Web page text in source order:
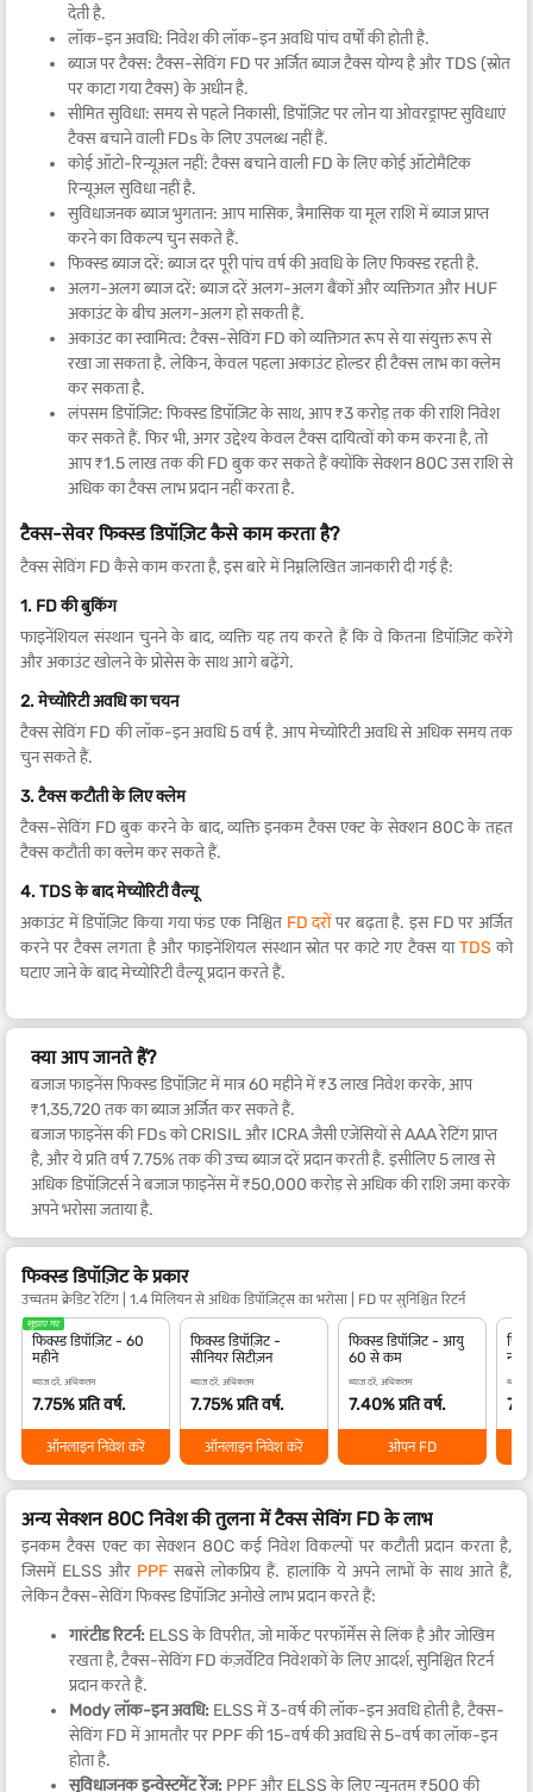
देती है.
लॉक-इन अवधि: निवेश की लॉक-इन अवधि पांच वर्षों की होती है.
ब्याज पर टैक्स: टैक्स-सेविंग FD पर अर्जित ब्याज टैक्स योग्य है और TDS (स्रोत
पर काटा गया टैक्स) के अधीन है.
सीमित सुविधा: समय से पहले निकासी, डिपॉज़िट पर लोन या ओवरड्राफ्ट सुविधाएं
टैक्स बचाने वाली FDs के लिए उपलब्ध नहीं हैं.
कोई ऑटो-रिन्यूअल नहीं: टैक्स बचाने वाली FD के लिए कोई ऑटोमैटिक
रिन्यूअल सुविधा नहीं है.
सुविधाजनक ब्याज भुगतान: आप मासिक, त्रैमासिक या मूल राशि में ब्याज प्राप्त
करने का विकल्प चुन सकते हैं.
फिक्स्ड ब्याज दरें: ब्याज दर पूरी पांच वर्ष की अवधि के लिए फिक्स्ड रहती है.
अलग-अलग ब्याज दरें: ब्याज दरें अलग-अलग बैंकों और व्यक्तिगत और HUF
अकाउंट के बीच अलग-अलग हो सकती हैं.
अकाउंट का स्वामित्व: टैक्स-सेविंग FD को व्यक्तिगत रूप से या संयुक्त रूप से
रखा जा सकता है. लेकिन, केवल पहला अकाउंट होल्डर ही टैक्स लाभ का क्लेम
कर सकता है.
लंपसम डिपॉज़िट: फिक्स्ड डिपॉज़िट के साथ, आप ₹3 करोड़ तक की राशि निवेश
कर सकते हैं. फिर भी, अगर उद्देश्य केवल टैक्स दायित्वों को कम करना है, तो
आप ₹1.5 लाख तक की FD बुक कर सकते हैं क्योंकि सेक्शन 80C उस राशि से
अधिक का टैक्स लाभ प्रदान नहीं करता है.
टैक्स-सेवर फिक्स्ड डिपॉज़िट कैसे काम करता है?
टैक्स सेविंग FD कैसे काम करता है, इस बारे में निम्नलिखित जानकारी दी गई है:
1. FD की बुकिंग
फाइनेंशियल संस्थान चुनने के बाद, व्यक्ति यह तय करते हैं कि वे कितना डिपॉज़िट करेंगे
और अकाउंट खोलने के प्रोसेस के साथ आगे बढ़ेंगे.
2. मेच्योरिटी अवधि का चयन
टैक्स सेविंग FD की लॉक-इन अवधि 5 वर्ष है. आप मेच्योरिटी अवधि से अधिक समय तक
चुन सकते हैं.
3. टैक्स कटौती के लिए क्लेम
टैक्स-सेविंग FD बुक करने के बाद, व्यक्ति इनकम टैक्स एक्ट के सेक्शन 80C के तहत
टैक्स कटौती का क्लेम कर सकते हैं.
4. TDS के बाद मेच्योरिटी वैल्यू
अकाउंट में डिपॉज़िट किया गया फंड एक निश्चित FD दरोंपर बढ़ता है. इस FD पर अर्जित
करने पर टैक्स लगता है और फाइनेंशियल संस्थान स्रोत पर काटे गए टैक्स याTDS को
घटाए जाने के बाद मेच्योरिटी वैल्यू प्रदान करते हैं.
क्या आप जानते हैं?
बजाज फाइनेंस फिक्स्ड डिपॉज़िट में मात्र 60 महीने में ₹3 लाख निवेश करके, आप
₹1,35,720 तक का ब्याज अर्जित कर सकते हैं.
बजाज फाइनेंस की FDs को CRISIL और ICRA जैसी एजेंसियों से AAA रेटिंग प्राप्त
है, और ये प्रति वर्ष 7.75% तक की उच्च ब्याज दरें प्रदान करती हैं. इसीलिए 5 लाख से
अधिक डिपॉज़िटर्स ने बजाज फाइनेंस में ₹50,000 करोड़ से अधिक की राशि जमा करके
अपने भरोसा जताया है.
फिक्स्ड डिपॉज़िट के प्रकार
उच्चतम क्रेडिट रेटिंग | 1.4 मिलियन से अधिक डिपॉज़िट्स का भरोसा | FD पर सुनिश्चित रिटर्न
सुझाए गए
फिक्स्ड डिपॉज़िट - 60
महीने
ब्याज दरें, अधिकतम
7.75% प्रति वर्ष.
ऑनलाइन निवेश करें
फिक्स्ड डिपॉज़िट -
सीनियर सिटीज़न
ब्याज दरें, अधिकतम
7.75% प्रति वर्ष.
ऑनलाइन निवेश करें
फिक्स्ड डिपॉज़िट - आयु
60 से कम
ब्याज दरें, अधिकतम
7.40% प्रति वर्ष.
ओपन FD
ब्याज
अन्य सेक्शन 80C निवेश की तुलना में टैक्स सेविंग FD के लाभ
इनकम टैक्स एक्ट का सेक्शन 80C कई निवेश विकल्पों पर कटौती प्रदान करता है,
जिसमें ELSS और PPF सबसे लोकप्रिय हैं. हालांकि ये अपने लाभों के साथ आते हैं,
लेकिन टैक्स-सेविंग फिक्स्ड डिपॉजिट अनोखे लाभ प्रदान करते हैं:
गारंटीड रिटर्न: ELSS के विपरीत, जो मार्केट परफॉर्मेंस से लिंक है और जोखिम
रखता है, टैक्स-सेविंग FD कंज़र्वेटिव निवेशकों के लिए आदर्श, सुनिश्चित रिटर्न
प्रदान करते हैं.
Mody लॉक-इन अवधि: ELSS में 3-वर्ष की लॉक-इन अवधि होती है, टैक्स-
सेविंग FD में आमतौर पर PPF की 15-वर्ष की अवधि से 5-वर्ष का लॉक-इन
होता है.
सुविधाजनक इन्वेस्टमेंट रेंज: PPF और ELSS के लिए न्यूनतम ₹500 की